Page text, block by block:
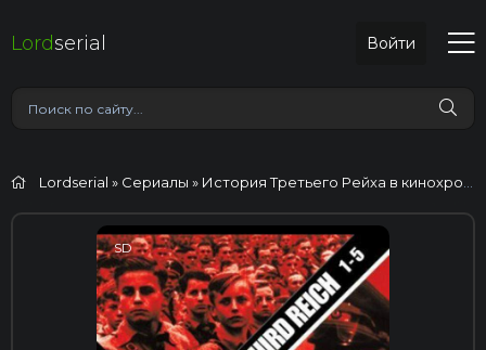
Lordserial Войти
Lordserial » Сериалы » История Третьего Рейха в кинохронике
SD